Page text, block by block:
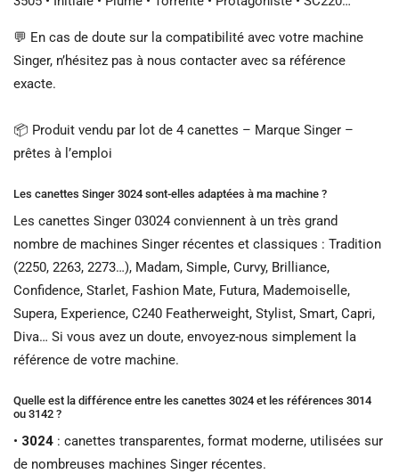
💬 En cas de doute sur la compatibilité avec votre machine
Singer, n’hésitez pas à nous contacter avec sa référence
exacte.
📦 Produit vendu par lot de 4 canettes – Marque Singer –
prêtes à l’emploi
Les canettes Singer 3024 sont-elles adaptées à ma machine ?
Les canettes Singer 03024 conviennent à un très grand
nombre de machines Singer récentes et classiques : Tradition
(2250, 2263, 2273…), Madam, Simple, Curvy, Brilliance,
Confidence, Starlet, Fashion Mate, Futura, Mademoiselle,
Supera, Experience, C240 Featherweight, Stylist, Smart, Capri,
Diva… Si vous avez un doute, envoyez-nous simplement la
référence de votre machine.
Quelle est la différence entre les canettes 3024 et les références 3014
ou 3142 ?
• 3024 : canettes transparentes, format moderne, utilisées sur
de nombreuses machines Singer récentes.